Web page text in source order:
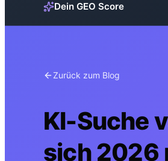
Dein GEO Score
Zurück zum Blog
KI-Suche
sich 2026